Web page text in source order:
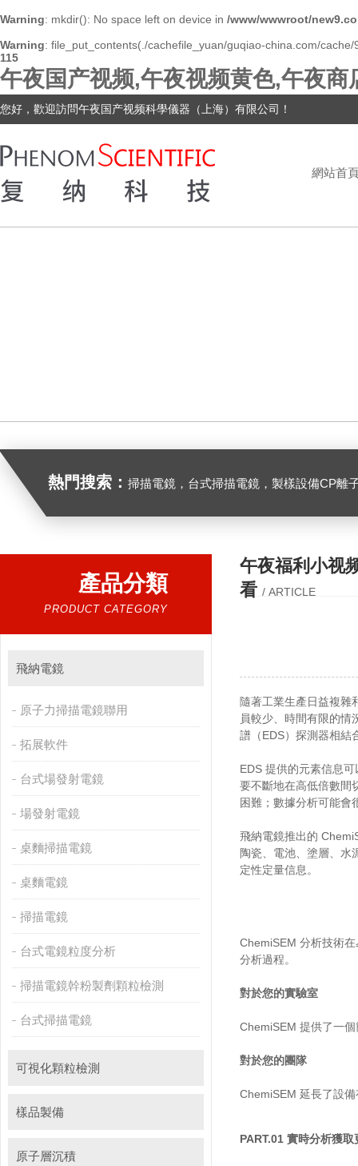
Warning: mkdir(): No space left on device in /www/wwwroot/
Warning: file_put_contents(./cachefile_yuan/guqiao-china.com/
115
午夜国产视频,午夜视频黄色,午夜
您好，歡迎訪問午夜国产视频科學儀器（上海）有限公司！
網站首
熱門搜索： 掃描電鏡，台式掃描電鏡，製樣設備CP離子研磨儀，原位樣品杆，可視化顆粒檢測
產品分類
PRODUCT CATEGORY
飛納電鏡
原子力掃描電鏡聯用
拓展軟件
台式場發射電鏡
場發射電鏡
桌麵掃描電鏡
桌麵電鏡
掃描電鏡
台式電鏡粒度分析
掃描電鏡幹粉製劑顆粒檢測
台式掃描電鏡
可視化顆粒檢測
樣品製備
原子層沉積
午夜福利小视
看 / ARTICLE
隨著工業生產日益複雜
員較少、時間有限的情
譜（EDS）探測器相結
EDS 提供的元素信息
要不斷地在高低倍數間
困難；數據分析可能會
飛納電鏡推出的
陶瓷、電池、塗層、水
定性定量信息。
ChemiSEM 分析技術
分析過程。
對於您的實驗室
ChemiSEM 提供了一
對於您的團隊
ChemiSEM 延長了設
PART.01 實時分析獲